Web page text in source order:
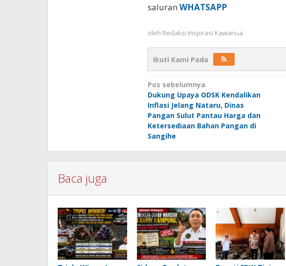
saluran WHATSAPP
oleh Redaksi Inspirasi Kawanua
Ikuti Kami Pada
Navigasi
pos
Pos sebelumnya
Dukung Upaya ODSK Kendalikan
Inflasi Jelang Nataru, Dinas
Pangan Sulut Pantau Harga dan
Ketersediaan Bahan Pangan di
Sangihe
Baca juga